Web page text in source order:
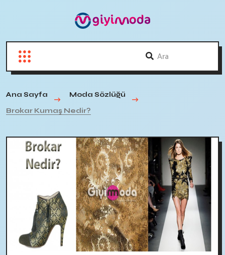
Ana Sayfa
Moda Sözlüğü
Brokar Kumaş Nedir?